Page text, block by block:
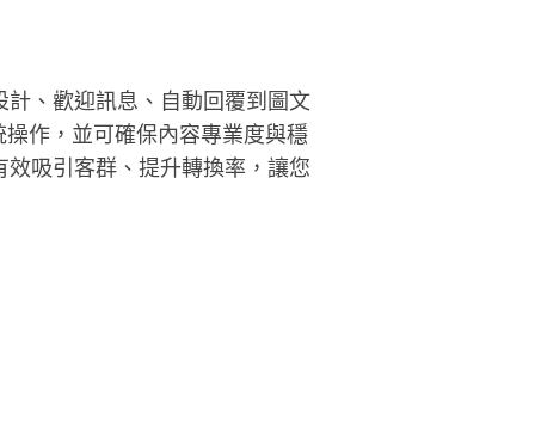
、歡迎訊息、自動回覆到圖文
作，並可確保內容專業度與穩
吸引客群、提升轉換率，讓您